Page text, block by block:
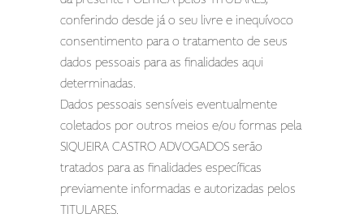
conferindo desde já o seu livre e inequívoco
consentimento para o tratamento de seus
dados pessoais para as finalidades aqui
determinadas.
Dados pessoais sensíveis eventualmente
coletados por outros meios e/ou formas pela
SIQUEIRA CASTRO ADVOGADOS serão
tratados para as finalidades específicas
previamente informadas e autorizadas pelos
TITULARES.